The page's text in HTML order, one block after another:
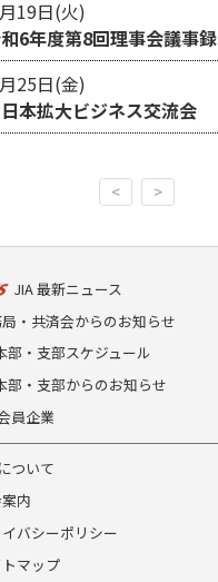
6年度第8回理事会議事録
19日(火)
本拡大ビジネス交流会
25日(金)
< >
JIA 最新ニュース
・共済会からのお知らせ
部・支部スケジュール
部・支部からのお知らせ
員企業
ついて
内
バシーポリシー
マップ